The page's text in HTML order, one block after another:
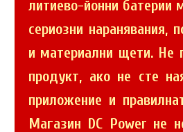
литиево-йонни батерии
сериозни наранявания,
и материални щети. Не
продукт, ако не сте
приложение и
Магазин DC Power не